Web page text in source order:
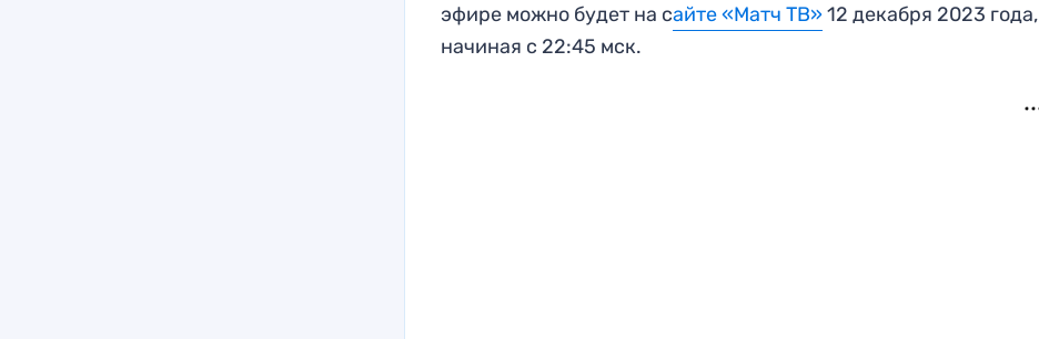
эфире можно будет на сайте «Матч ТВ»12 декабря 2023 года,
начиная с 22:45 мск.